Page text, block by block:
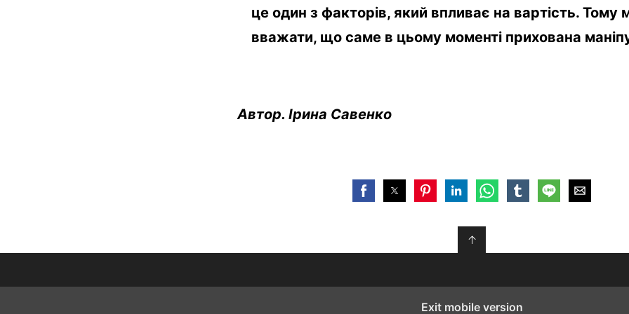
це один з факторів, який впливає на вартість. Тому
вважати, що саме в цьому моменті прихована
Автор. Ірина Савенко
↑
Exit mobile version